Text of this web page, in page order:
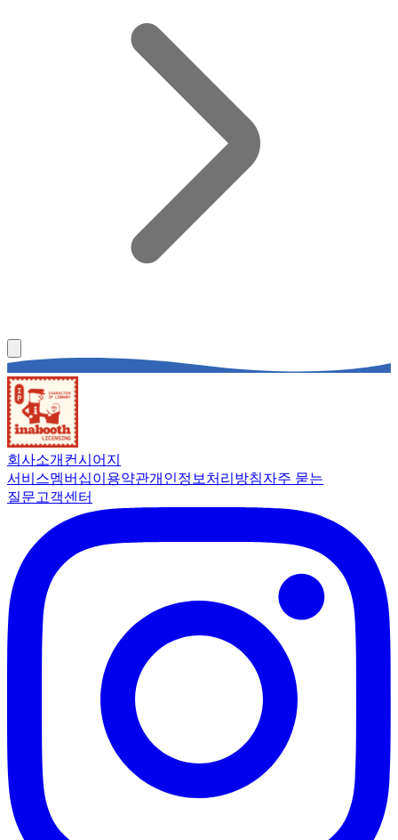
회사소개 컨시어지
서비스멤버십이용약관개인정보처리방침자주 묻는
질문고객센터